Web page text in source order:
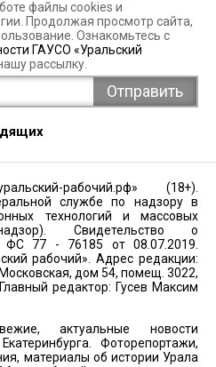
файлы cookies и
Продолжая просмотр сайта,
Ознакомьтесь с
ГАУСО «Уральский
рассылку.
рабочий.рф» (18+).
службе по надзору в
технологий и массовых
Свидетельство о
77 - 76185 от 08.07.2019.
рабочий». Адрес редакции:
дом 54, помещ. 3022,
редактор: Гусев Максим
актуальные новости
Фоторепортажи,
материалы об истории Урала